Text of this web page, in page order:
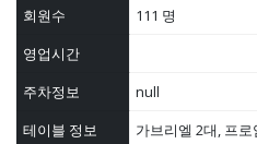
회원수
111 명
영업시간
주차정보
null
테이블 정보
가브리엘 2대, 프